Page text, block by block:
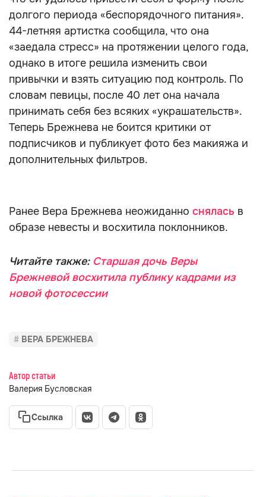
долгого периода «беспорядочного питания».
44-летняя артистка сообщила, что она
«заедала стресс» на протяжении целого года,
однако в итоге решила изменить свои
привычки и взять ситуацию под контроль. По
словам певицы, после 40 лет она начала
принимать себя без всяких «украшательств».
Теперь Брежнева не боится критики от
подписчиков и публикует фото без макияжа и
дополнительных фильтров.
Ранее Вера Брежнева неожиданно снялась в
образе невесты и восхитила поклонников.
Читайте также: Старшая дочь Веры
Брежневой восхитила публику кадрами из
новой фотосессии
ВЕРА БРЕЖНЕВА
Автор статьи
Валерия Бусловская
Ссылка